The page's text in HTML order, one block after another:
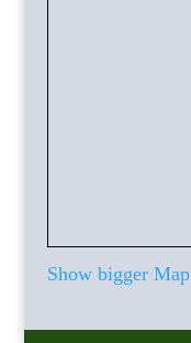
Show bigger Map